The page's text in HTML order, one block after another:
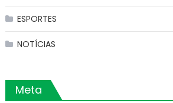
ESPORTES
NOTÍCIAS
Meta